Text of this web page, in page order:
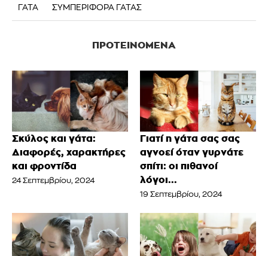
ΓΑΤΑ ΣΥΜΠΕΡΙΦΟΡΑ ΓΑΤΑΣ
ΠΡΟΤΕΙΝΌΜΕΝΑ
Σκύλος και γάτα:
Διαφορές, χαρακτήρες
και φροντίδα
24 Σεπτεμβρίου, 2024
Γιατί η γάτα σας σας
αγνοεί όταν γυρνάτε
σπίτι: οι πιθανοί
λόγοι...
19 Σεπτεμβρίου, 2024